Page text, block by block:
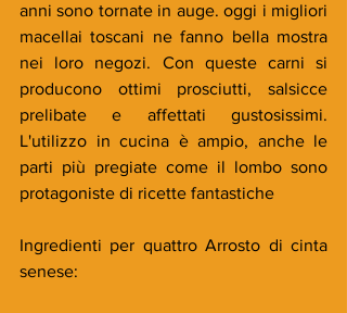
anni sono tornate in auge. oggi i migliori
macellai toscani ne fanno bella mostra
nei loro negozi. Con queste carni si
producono ottimi prosciutti, salsicce
prelibate e affettati gustosissimi.
L'utilizzo in cucina è ampio, anche le
parti più pregiate come il lombo sono
protagoniste di ricette fantastiche
Ingredienti per quattro Arrosto di cinta
senese: